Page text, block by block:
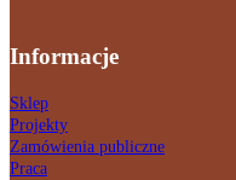
Informacje
Sklep
Projekty
Zamówienia publiczne
Praca